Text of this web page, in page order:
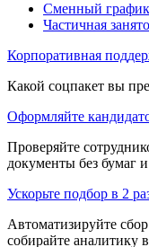
Сменный график
Частичная
Корпоративная
Какой соцпакет вы
Оформляйте
Проверяйте
документы без бумаг
Ускорьте подбор в 2
Автоматизируйте
собирайте аналитику